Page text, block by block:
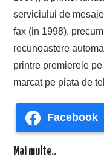
serviciului de
fax (in 1998),
recunoastere
printre premierele
marcat pe piata de
Facebook
Mai multe..